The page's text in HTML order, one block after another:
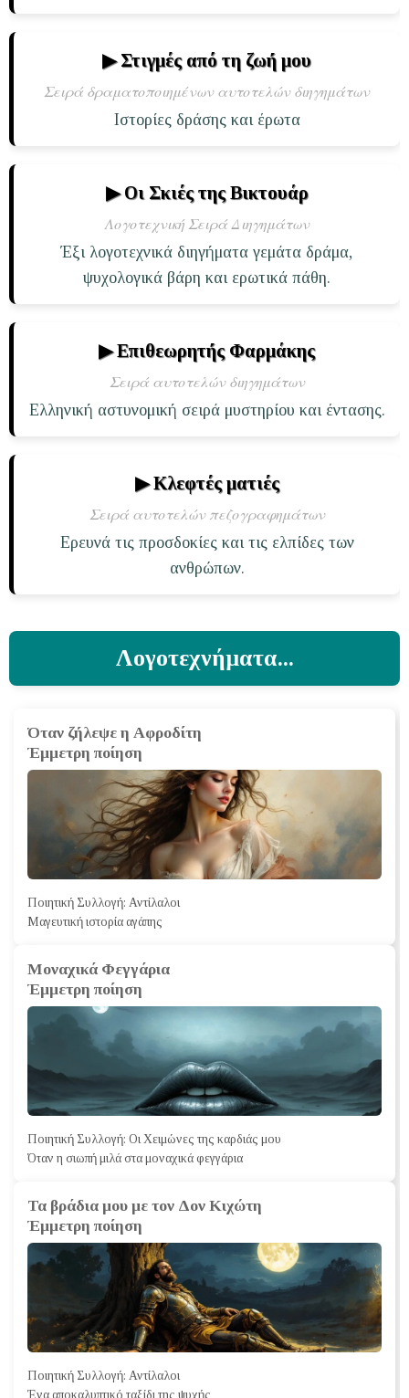
▶ Στιγμές από τη ζωή μου
Σειρά δραματοποιημένων αυτοτελών διηγημάτων
Ιστορίες δράσης και έρωτα
▶ Οι Σκιές της Βικτουάρ
Λογοτεχνική Σειρά Διηγημάτων
Έξι λογοτεχνικά διηγήματα γεμάτα δράμα,
ψυχολογικά βάρη και ερωτικά πάθη.
▶ Επιθεωρητής Φαρμάκης
Σειρά αυτοτελών διηγημάτων
Ελληνική αστυνομική σειρά μυστηρίου και έντασης.
▶ Κλεφτές ματιές
Σειρά αυτοτελών πεζογραφημάτων
Ερευνά τις προσδοκίες και τις ελπίδες των
ανθρώπων.
Λογοτεχνήματα...
Όταν ζήλεψε η Αφροδίτη
Έμμετρη ποίηση
Ποιητική Συλλογή: Αντίλαλοι
Μαγευτική ιστορία αγάπης
Μοναχικά Φεγγάρια
Έμμετρη ποίηση
Ποιητική Συλλογή: Οι Χειμώνες της καρδιάς μου
Όταν η σιωπή μιλά στα μοναχικά φεγγάρια
Τα βράδια μου με τον Δον Κιχώτη
Έμμετρη ποίηση
Ποιητική Συλλογή: Αντίλαλοι
Ένα αποκαλυπτικό ταξίδι της ψυχής